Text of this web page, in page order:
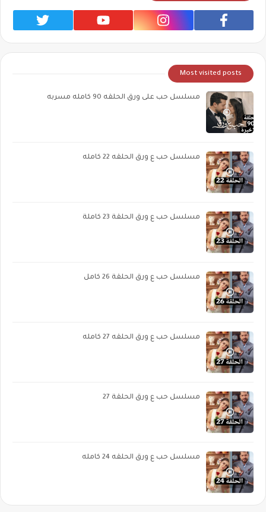
Most visited posts
مسلسل حب على ورق الحلقه 90 كامله مسربه
مسلسل حب ع ورق الحلقه 22 كامله
مسلسل حب ع ورق الحلقة 23 كاملة
مسلسل حب ع ورق الحلقة 26 كامل
مسلسل حب ع ورق الحلقه 27 كامله
مسلسل حب ع ورق الحلقة 27
مسلسل حب ع ورق الحلقه 24 كامله